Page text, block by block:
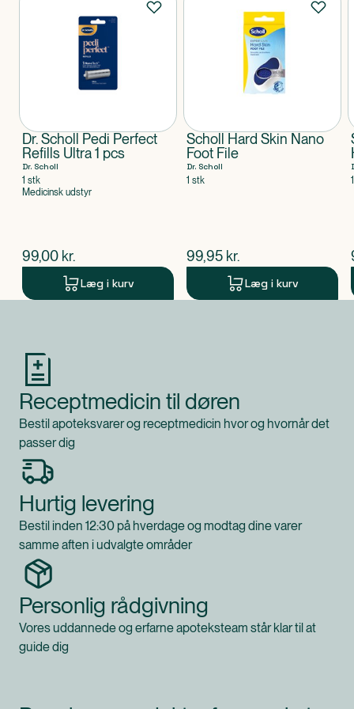
Dr. Scholl Pedi Perfect
Refills Ultra 1 pcs
Dr. Scholl
1 stk
Medicinsk udstyr
$nuværende pris
99,00 kr.
Læg i kurv
Scholl Hard Skin Nano
Foot File
Dr. Scholl
1 stk
$nuværende pris
99,95 kr.
Læg i kurv
Receptmedicin til døren
Bestil apoteksvarer og receptmedicin hvor og hvornår det
passer dig
Hurtig levering
Bestil inden 12:30 på hverdage og modtag dine varer
samme aften i udvalgte områder
Personlig rådgivning
Vores uddannede og erfarne apoteksteam står klar til at
guide dig